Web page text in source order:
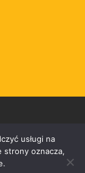
usługi na
strony oznacza,